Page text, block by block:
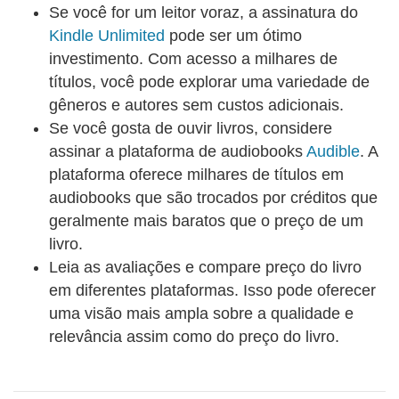
prática dos crimes de lavagem de dinheiro, vocação
esta que tem por base as seguintes características
das transações efetuadas por meio do criptoativo:
não terem existência física; não dependerem da
mediação de um terceiro; serem irreversíveis; terem
alcance global; não permitirem a identificação
imediata das partes; baixo custo. O passo seguinte
é um relato sucinto de dois casos bastante
ilustrativos de utilização do bitcoin na lavagem de
dinheiro. Por fim, o capítulo traz uma altamente
crimes de lavagem de dinheiro, em que se
destacam, de um lado, a concentração de tal
utilização por meio de “sites que funcionam como
pontos de comércio de bens e serviços ilícitos na
– menos de meio por cento do total de transações
Se você for um leitor voraz, a assinatura do
Kindle Unlimited pode ser um ótimo
investimento. Com acesso a milhares de
títulos, você pode explorar uma variedade de
gêneros e autores sem custos adicionais.
Se você gosta de ouvir livros, considere
assinar a plataforma de audiobooks Audible. A
plataforma oferece milhares de títulos em
audiobooks que são trocados por créditos que
geralmente mais baratos que o preço de um
livro.
Leia as avaliações e compare preço do livro
em diferentes plataformas. Isso pode oferecer
uma visão mais ampla sobre a qualidade e
relevância assim como do preço do livro.